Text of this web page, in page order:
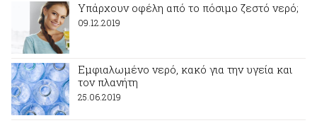
Υπάρχουν οφέλη από το πόσιμο ζεστό νερό;
09.12.2019
Εμφιαλωμένο νερό, κακό για την υγεία και
τον πλανήτη
25.06.2019